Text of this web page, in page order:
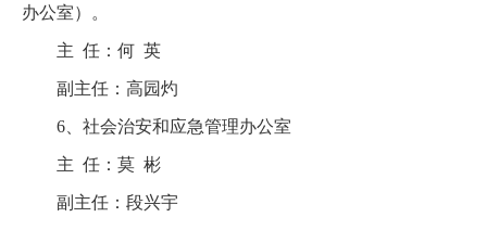
办公室）。
主 任：何 英
副主任：高园灼
6、社会治安和应急管理办公室
主 任：莫 彬
副主任：段兴宇